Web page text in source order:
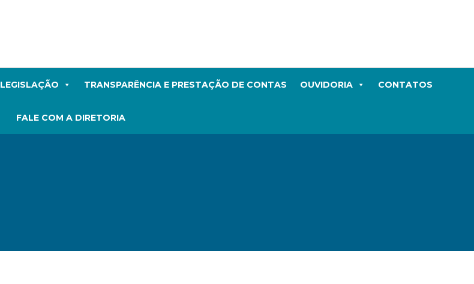
LEGISLAÇÃO TRANSPARÊNCIA E PRESTAÇÃO DE CONTAS OUVIDORIA CONTATOS
FALE COM A DIRETORIA